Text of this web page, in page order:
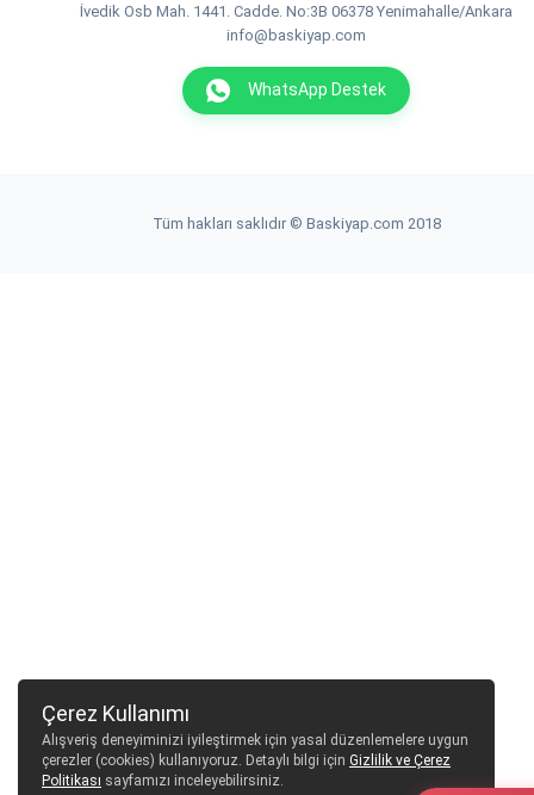
İvedik Osb Mah. 1441. Cadde. No:3B 06378 Yenimahalle/Ankara
info@baskiyap.com
WhatsApp Destek
Tüm hakları saklıdır © Baskiyap.com 2018
Çerez Kullanımı
Alışveriş deneyiminizi iyileştirmek için yasal düzenlemelere uygun
çerezler (cookies) kullanıyoruz. Detaylı bilgi için Gizlilik ve Çerez
Politikası sayfamızı inceleyebilirsiniz.